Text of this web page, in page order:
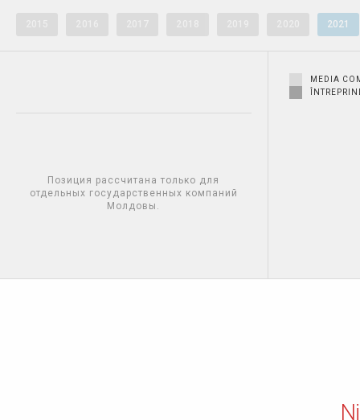
2021
Позиция рассчитана только для
отдельных государственных компаний
Молдовы.
MEDIA